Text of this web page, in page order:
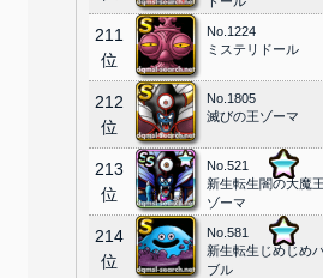
211
位
No.1224
ミステリドール
212
位
No.1805
滅びの王ゾーマ
213
位
No.521
新生転生闇の大魔王
ゾーマ
214
位
No.581
新生転生じめじめ
ブル